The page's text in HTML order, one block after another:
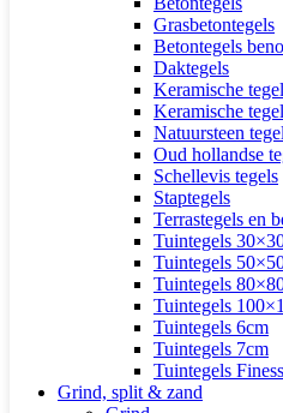
Grasbetontegels
Betontegels
Daktegels
Keramische
Keramische
Natuursteen
Oud hollandse
Schellevis tegels
Staptegels
Terrastegels en
Tuintegels
Tuintegels
Tuintegels
Tuintegels
Tuintegels 6cm
Tuintegels 7cm
Tuintegels Finess
Grind, split & zand